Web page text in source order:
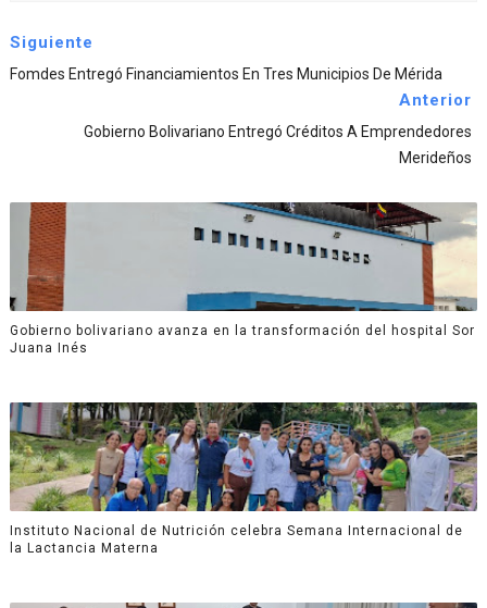
Siguiente
Fomdes Entregó Financiamientos En Tres Municipios De Mérida
Anterior
Gobierno Bolivariano Entregó Créditos A Emprendedores
Merideños
Gobierno bolivariano avanza en la transformación del hospital Sor
Juana Inés
Instituto Nacional de Nutrición celebra Semana Internacional de
la Lactancia Materna